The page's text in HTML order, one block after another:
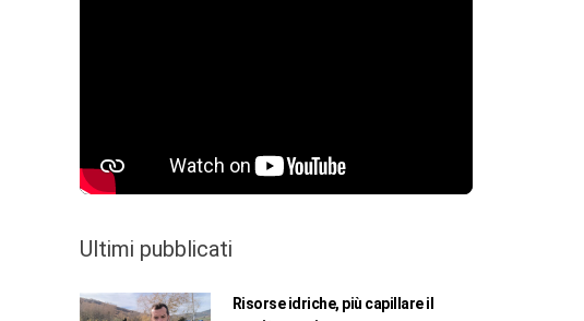
Ultimi pubblicati
Risorse idriche, più capillare il